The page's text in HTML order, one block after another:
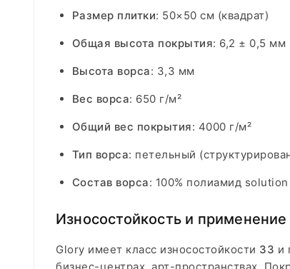
Размер плитки: 50×50 см (квадрат)
Общая высота покрытия: 6,2 ± 0,5 мм
Высота ворса: 3,3 мм
Вес ворса: 650 г/м²
Общий вес покрытия: 4000 г/м²
Тип ворса: петельный
Состав ворса: 100% полиамид
Износостойкость и применение
Glory имеет класс износостойкости 33 и
бизнес-центрах, арт-пространствах.